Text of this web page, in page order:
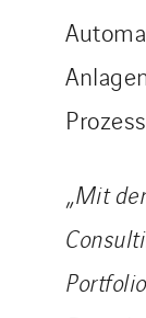
„Mit